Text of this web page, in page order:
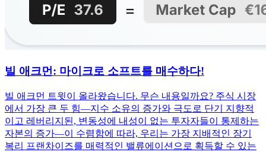
빌 애크먼: 마이크로 소프트를 매수하다!
빌 애크먼 트윗이 올라왔습니다. 무슨 내용일까요? 주식 시장
에서 가장 큰 두 힘—지수 소유의 증가와 극도로 단기 지향적
이고 레버리지된, 변동성에 내성이 없는 투자자들이 통제하는
자본의 증가—이 수렴함에 따라, 우리는 가장 지배적인 장기
복리 프랜차이즈를 매력적인 밸류에이션으로 획득할 수 있는